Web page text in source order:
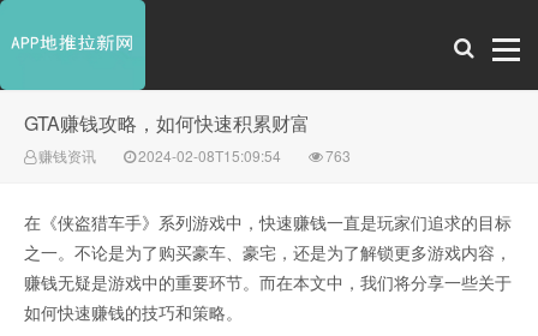
GTA赚钱攻略，如何快速积累财富
赚钱资讯 2024-02-08T15:09:54 763
在《侠盗猎车手》系列游戏中，快速赚钱一直是玩家们追求的目标
之一。不论是为了购买豪车、豪宅，还是为了解锁更多游戏内容，
赚钱无疑是游戏中的重要环节。而在本文中，我们将分享一些关于
如何快速赚钱的技巧和策略。